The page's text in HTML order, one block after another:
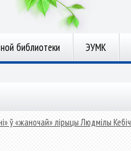
библиотеки ЭУМК
ў «жаночай» лірыцы Людмілы Кебіч